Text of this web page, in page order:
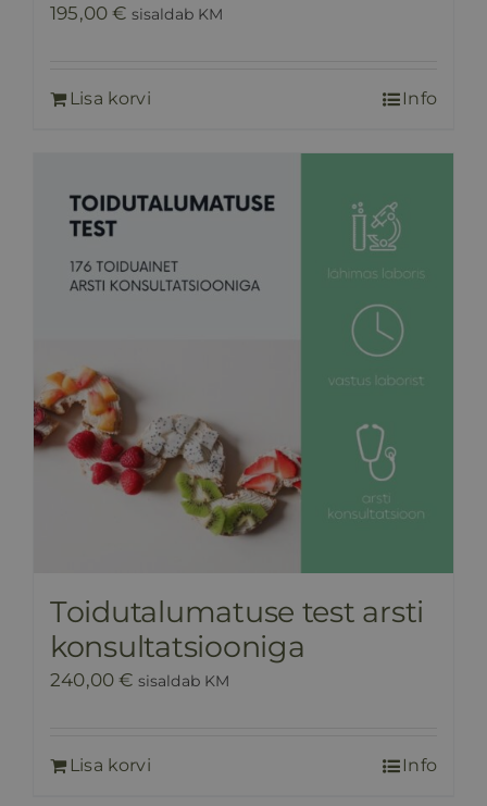
195,00€ sisaldab KM
Lisa korvi Info
Toidutalumatuse test arsti
konsultatsiooniga
240,00€ sisaldab KM
Lisa korvi Info